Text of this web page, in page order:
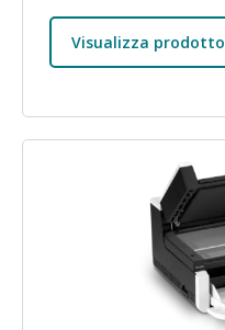
Visualizza prodotto